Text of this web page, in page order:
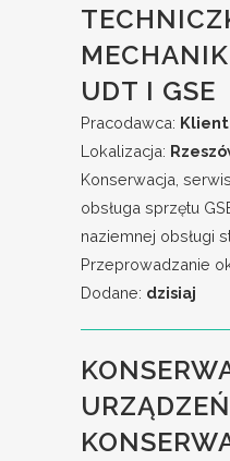
UDT I GSE
Pracodawca:
Lokalizacja:
Konserwacja,
obsługa sprzętu
naziemnej obsługi
Przeprowadzanie
Dodane: dzisiaj